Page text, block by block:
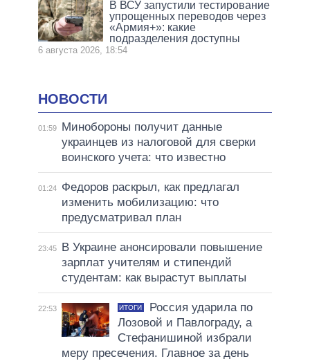
В ВСУ запустили тестирование
упрощенных переводов через
«Армия+»: какие
подразделения доступны
6 августа 2026, 18:54
НОВОСТИ
01:59
Минобороны получит данные
украинцев из налоговой для сверки
воинского учета: что известно
01:24
Федоров раскрыл, как предлагал
изменить мобилизацию: что
предусматривал план
23:45
В Украине анонсировали повышение
зарплат учителям и стипендий
студентам: как вырастут выплаты
22:53 ИТОГИ
Россия ударила по
Лозовой и Павлограду, а
Стефанишиной избрали
меру пресечения. Главное за день